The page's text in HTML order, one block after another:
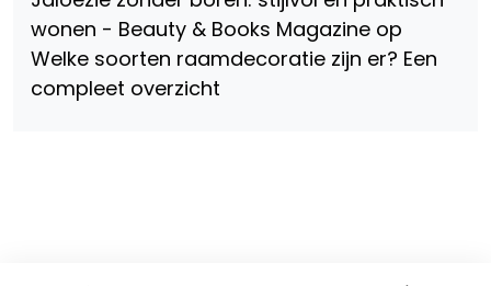
wonen - Beauty & Books Magazine op
Welke soorten raamdecoratie zijn er? Een
compleet overzicht